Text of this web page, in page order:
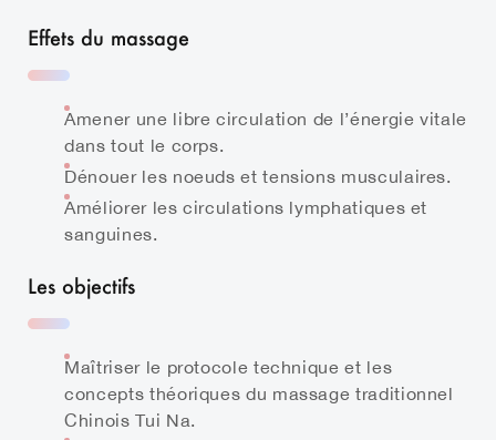
Effets du massage
Amener une libre circulation de l’énergie vitale
dans tout le corps.
Dénouer les noeuds et tensions musculaires.
Améliorer les circulations lymphatiques et
sanguines.
Les objectifs
Maîtriser le protocole technique et les
concepts théoriques du massage traditionnel
Chinois Tui Na.